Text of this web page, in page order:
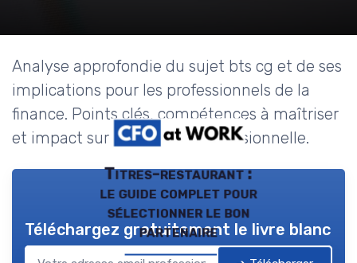
Analyse approfondie du sujet bts cg et de ses
implications pour les professionnels de la
finance. Points clés, compétences à maîtriser
et impact sur la pratique professionnelle.
Titres-restaurant :
le guide complet pour
sélectionner le bon
partenaire
Téléchargez gratuitement le livre blanc